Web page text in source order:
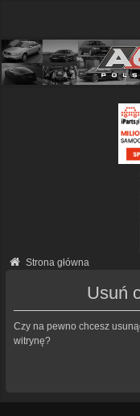
Strona główna
Usuń
Czy na pewno chcesz
witrynę?